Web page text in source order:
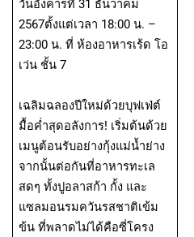
วันอังคารที่ 31 ธันวาคม
2567ตั้งแต่เวลา 18:00 น. –
23:00 น. ที่ ห้องอาหารเร้ด โอ
เว่น ชั้น 7
เฉลิมฉลองปีใหม่ด้วยบุฟเฟ่ต์
มื้อค่ำสุดอลังการ! เริ่มต้นด้วย
เมนูต้อนรับอย่างกุ้งแม่น้ำย่าง
จากนั้นต่อกันที่อาหารทะเล
สดๆ ทั้งปูอลาสก้า กั้ง และ
แซลมอนรมควันรสชาติเข้ม
ข้น ที่พลาดไม่ได้คือซี่โครง